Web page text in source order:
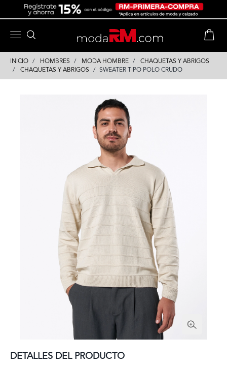
INICIO HOMBRES MODA HOMBRE
CHAQUETAS Y ABRIGOS
CHAQUETAS Y ABRIGOS
SWEATER TIPO POLO CRUDO
DETALLES DEL PRODUCTO